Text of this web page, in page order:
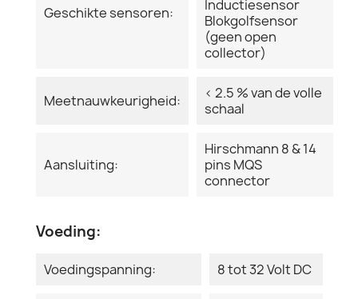
Geschikte sensoren:
Inductiesensor
Blokgolfsensor
(geen open
collector)
Meetnauwkeurigheid:
< 2.5 % van de volle
schaal
Aansluiting:
Hirschmann 8 & 14
pins MQS
connector
Voeding:
Voedingspanning: 8 tot 32 Volt DC